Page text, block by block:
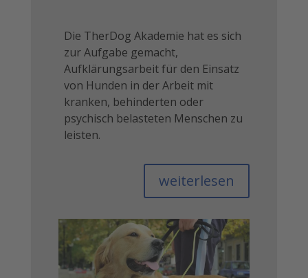
Die TherDog Akademie hat es sich
zur Aufgabe gemacht,
Aufklärungsarbeit für den Einsatz
von Hunden in der Arbeit mit
kranken, behinderten oder
psychisch belasteten Menschen zu
leisten.
weiterlesen